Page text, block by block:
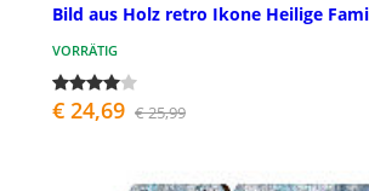
Bild aus Holz retro Ikone Heilige
VORRÄTIG
€ 24,69 € 25,99